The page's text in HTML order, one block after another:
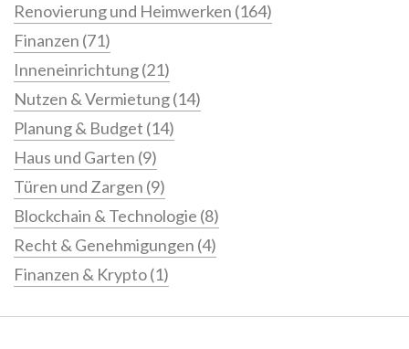
Renovierung und Heimwerken (164)
Finanzen (71)
Inneneinrichtung(21)
Nutzen & Vermietung(14)
Planung & Budget (14)
Haus und Garten (9)
Türen und Zargen (9)
Blockchain & Technologie (8)
Recht & Genehmigungen (4)
Finanzen & Krypto(1)